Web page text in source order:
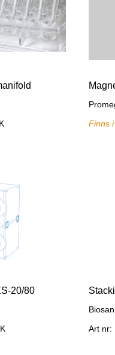
Finns
20/80
Art nr: